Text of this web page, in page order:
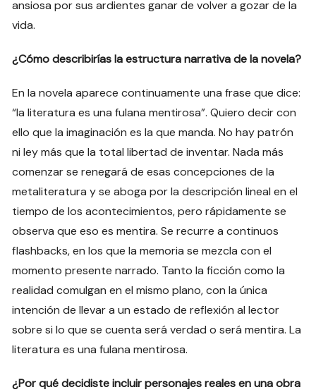
ansiosa por sus ardientes ganar de volver a gozar de la
vida.
¿Cómo describirías la estructura narrativa de la novela?
En la novela aparece continuamente una frase que dice:
“la literatura es una fulana mentirosa”. Quiero decir con
ello que la imaginación es la que manda. No hay patrón
ni ley más que la total libertad de inventar. Nada más
comenzar se renegará de esas concepciones de la
metaliteratura y se aboga por la descripción lineal en el
tiempo de los acontecimientos, pero rápidamente se
observa que eso es mentira. Se recurre a continuos
flashbacks, en los que la memoria se mezcla con el
momento presente narrado. Tanto la ficción como la
realidad comulgan en el mismo plano, con la única
intención de llevar a un estado de reflexión al lector
sobre si lo que se cuenta será verdad o será mentira. La
literatura es una fulana mentirosa.
¿Por qué decidiste incluir personajes reales en una obra